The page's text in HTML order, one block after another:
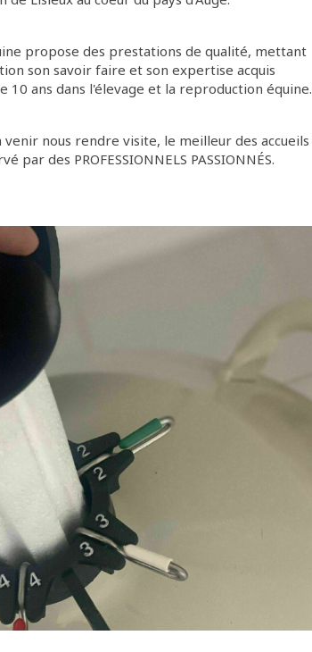
propose des prestations de qualité, mettant
son savoir faire et son expertise acquis
10 ans dans l'élevage et la reproduction équine.
venir nous rendre visite, le meilleur des accueils
par des PROFESSIONNELS PASSIONNÉS.